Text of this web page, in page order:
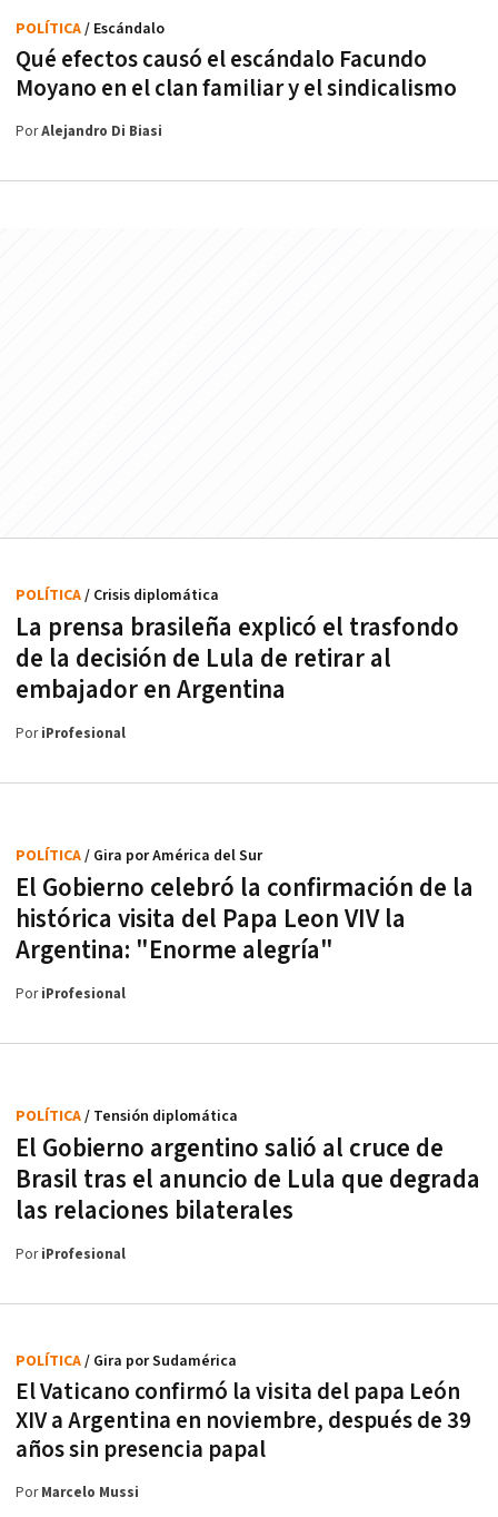
Qué efectos causó el escándalo Facundo
Moyano en el clan familiar y el sindicalismo
POLÍTICA/ Escándalo
PorAlejandro Di Biasi
La prensa brasileña explicó el trasfondo
de la decisión de Lula de retirar al
embajador en Argentina
POLÍTICA/ Crisis diplomática
PoriProfesional
El Gobierno celebró la confirmación de la
histórica visita del Papa Leon VIV la
Argentina: "Enorme alegría"
POLÍTICA/ Gira por América del Sur
PoriProfesional
El Gobierno argentino salió al cruce de
Brasil tras el anuncio de Lula que degrada
las relaciones bilaterales
POLÍTICA/ Tensión diplomática
PoriProfesional
El Vaticano confirmó la visita del papa León
XIV a Argentina en noviembre, después de 39
años sin presencia papal
POLÍTICA/ Gira por Sudamérica
PorMarcelo Mussi